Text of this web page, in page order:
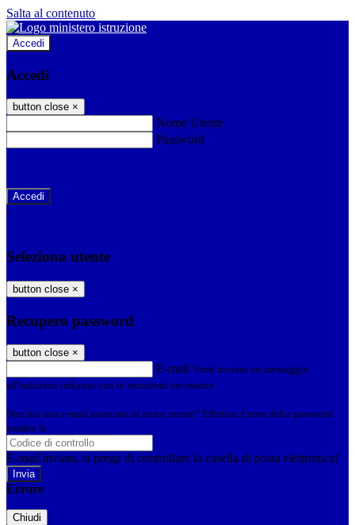
Salta al contenuto
Accedi
Accedi
button close ×
Nome Utente
Password
-
Seleziona utente
button close ×
Recupero password
button close ×
E-mail Verrà inviato un messaggio
all'indirizzo indicato con le istruzioni necessarie.
Non hai una e-mail associata al nome utente? Effettua il reset della password
tramite la
E-mail inviata, si prega di controllare la casella di posta elettronica!
Errore
Chiudi